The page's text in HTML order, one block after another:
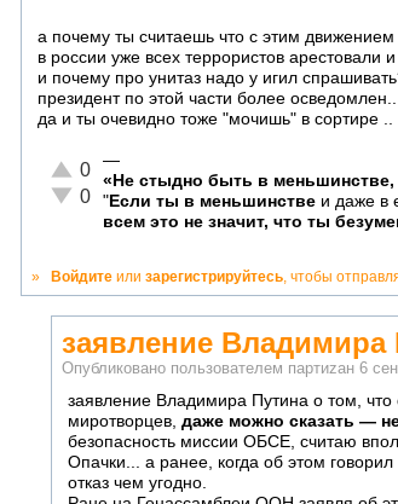
а почему ты считаешь что с этим
в россии уже всех террористов арестовали
и почему про унитаз надо у игил
президент по этой части более осведомлен..
да и ты очевидно тоже "мочишь" в сортире ..
Отлично!
0
Неадекватно!
0
—
«Не стыдно быть в
" Если ты в меньшинстве и даже в
всем это не значит, что ты
» Войдите или зарегистрируйтесь , чтобы
заявление Владимира
Опубликовано пользователем партиzан 6
заявление Владимира Путина о том,
миротворцев, даже можно сказать —
безопасность миссии ОБСЕ, считаю
Опачки... а ранее, когда об этом
отказ чем угодно.